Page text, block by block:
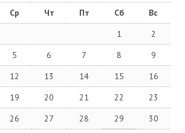
Ср Чт Пт Сб
Вс
1
2
5 6 7 8
9
12 13 14 15
16
19 20 21 22
23
26 27 28 29
30